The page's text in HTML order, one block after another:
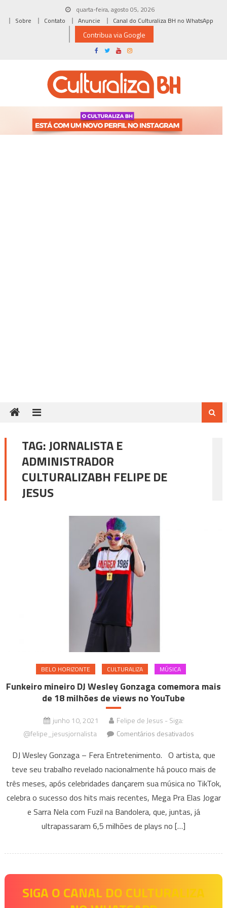
quarta-feira, agosto 05, 2026
Sobre
Contato Anuncie Canal do Culturaliza BH no WhatsApp
Contribua via Google
TAG:JORNALISTA E
ADMINISTRADOR
CULTURALIZABH FELIPE DE
JESUS
BELO HORIZONTE CULTURALIZA MÚSICA
Funkeiro mineiro DJ Wesley Gonzaga comemora mais
de 18 milhões de views no YouTube
junho 10, 2021
Felipe de Jesus - Siga:
@felipe_jesusjornalista
Comentários desativadosem
mineiro
DJ
Wesley
Gonzaga
comemora
de
no
DJ Wesley Gonzaga – Fera Entretenimento. O artista, que
teve seu trabalho revelado nacionalmente há pouco mais de
três meses, após celebridades dançarem sua música no TikTok,
celebra o sucesso dos hits mais recentes, Mega Pra Elas Jogar
e Sarra Nela com Fuzil na Bandolera, que, juntas, já
ultrapassaram 6,5 milhões de plays no […]
SIGA O CANAL DO CULTURALIZA